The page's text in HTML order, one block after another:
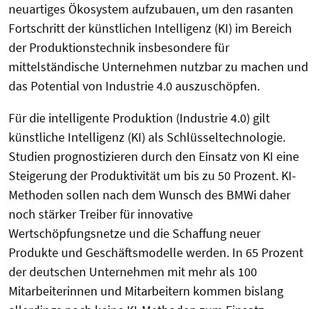
neuartiges Ökosystem aufzubauen, um den rasanten
Fortschritt der künstlichen Intelligenz (KI) im Bereich
der Produktionstechnik insbesondere für
mittelständische Unternehmen nutzbar zu machen und
das Potential von Industrie 4.0 auszuschöpfen.
Für die intelligente Produktion (Industrie 4.0) gilt
künstliche Intelligenz (KI) als Schlüsseltechnologie.
Studien prognostizieren durch den Einsatz von KI eine
Steigerung der Produktivität um bis zu 50 Prozent. KI-
Methoden sollen nach dem Wunsch des BMWi daher
noch stärker Treiber für innovative
Wertschöpfungsnetze und die Schaffung neuer
Produkte und Geschäftsmodelle werden. In 65 Prozent
der deutschen Unternehmen mit mehr als 100
Mitarbeiterinnen und Mitarbeitern kommen bislang